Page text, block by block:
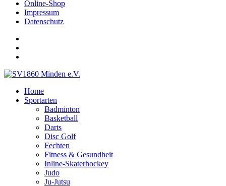
Online-Shop
Impressum
Datenschutz
Home
Sportarten
Badminton
Basketball
Darts
Disc Golf
Fechten
Fitness & Gesundheit
Inline-Skaterhockey
Judo
Ju-Jutsu